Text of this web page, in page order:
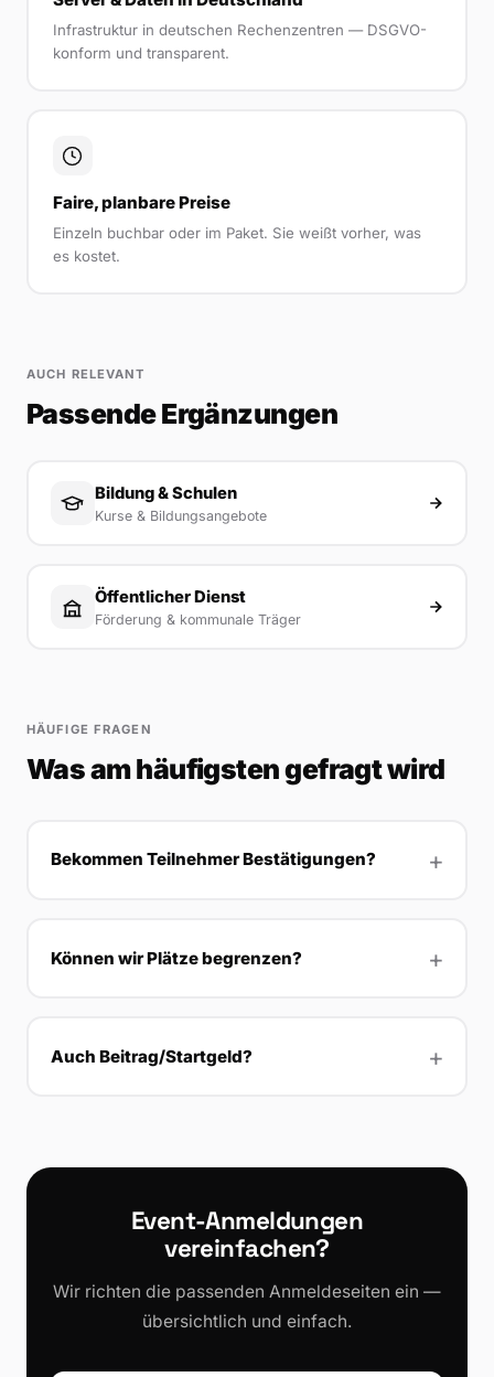
Infrastruktur in deutschen Rechenzentren — DSGVO-
konform und transparent.
Faire, planbare Preise
Einzeln buchbar oder im Paket. Sie weißt vorher, was
es kostet.
AUCH RELEVANT
Passende Ergänzungen
Bildung & Schulen
Kurse & Bildungsangebote
Öffentlicher Dienst
Förderung & kommunale Träger
HÄUFIGE FRAGEN
Was am häufigsten gefragt wird
Bekommen Teilnehmer Bestätigungen?
Können wir Plätze begrenzen?
Auch Beitrag/Startgeld?
Event-Anmeldungen
vereinfachen?
Wir richten die passenden Anmeldeseiten ein —
übersichtlich und einfach.